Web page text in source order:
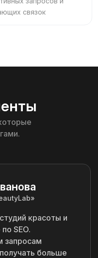
связок
красоты и
SEO.
запросам
больше